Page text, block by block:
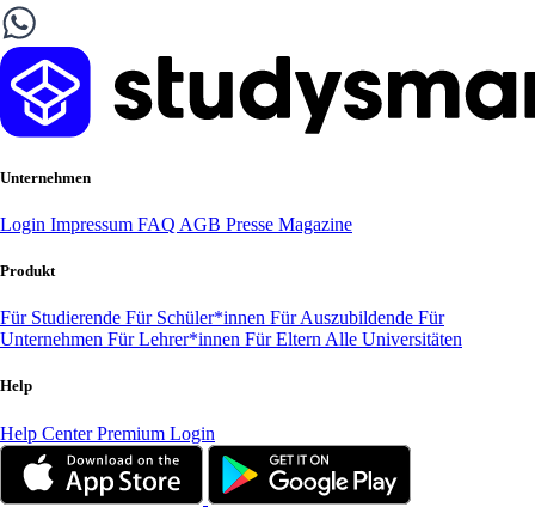
Unternehmen
Login Impressum FAQ AGB Presse Magazine
Produkt
Für Studierende Für Schüler*innen Für Auszubildende Für
Unternehmen Für Lehrer*innen Für Eltern Alle Universitäten
Help
Help CenterPremium Login